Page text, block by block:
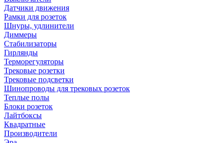
Датчики движения
Рамки для розеток
Шнуры, удлинители
Диммеры
Стабилизаторы
Гирлянды
Терморегуляторы
Трековые розетки
Трековые подсветки
Шинопроводы для трековых розеток
Теплые полы
Блоки розеток
Лайтбоксы
Квадратные
Производители